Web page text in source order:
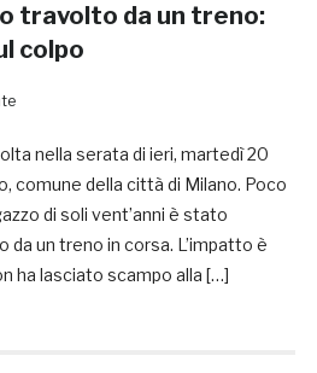
travolto da un treno:
colpo
nella serata di ieri, martedì 20
comune della città di Milano. Poco
di soli vent’anni è stato
un treno in corsa. L’impatto è
ha lasciato scampo alla […]